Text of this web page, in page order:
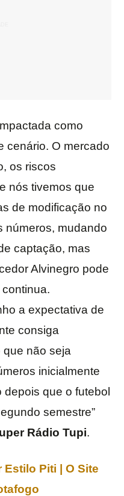
como
cenário. O mercado
os riscos
nós tivemos que
de modificação no
números, mudando
captação, mas
Alvinegro pode
a expectativa de
consiga
que não seja
inicialmente
que o futebol
semestre”
Rádio Tupi.